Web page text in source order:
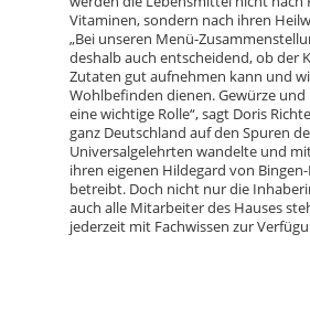
Vitaminen, sondern nach ihren
„Bei unseren Menü-
deshalb auch entscheidend, ob der
Zutaten gut aufnehmen kann und
Wohlbefinden dienen. Gewürze und
eine wichtige Rolle“, sagt Doris
ganz Deutschland auf den Spuren
Universalgelehrten wandelte und
ihren eigenen Hildegard von
betreibt. Doch nicht nur die
auch alle Mitarbeiter des Hauses
jederzeit mit Fachwissen zur